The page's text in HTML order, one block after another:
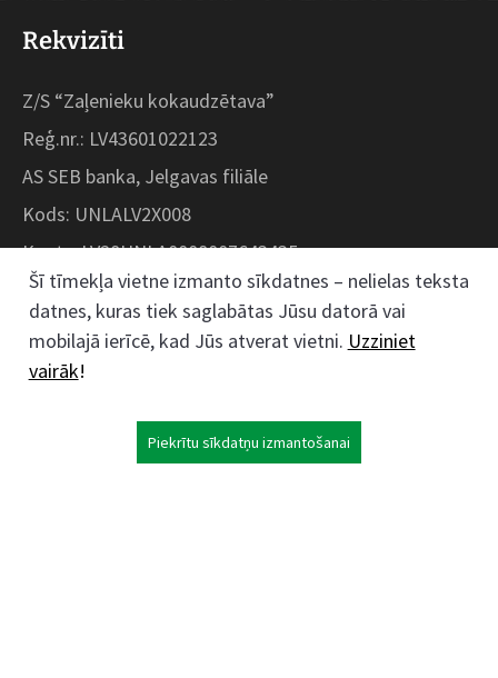
Rekvizīti
Z/S “Zaļenieku kokaudzētava”
Reģ.nr.: LV43601022123
AS SEB banka, Jelgavas filiāle
Kods: UNLALV2X008
Konts: LV28UNLA0008007643435
Kokaudzētavas iela 1, Zaļenieki, Zaļenieku
pagasts, Jelgavas novads, LV- 3011, Latvija
Šī tīmekļa vietne izmanto sīkdatnes – nelielas teksta
datnes, kuras tiek saglabātas Jūsu datorā vai
mobilajā ierīcē, kad Jūs atverat vietni. Uzziniet
vairāk!
Piekrītu sīkdatņu izmantošanai